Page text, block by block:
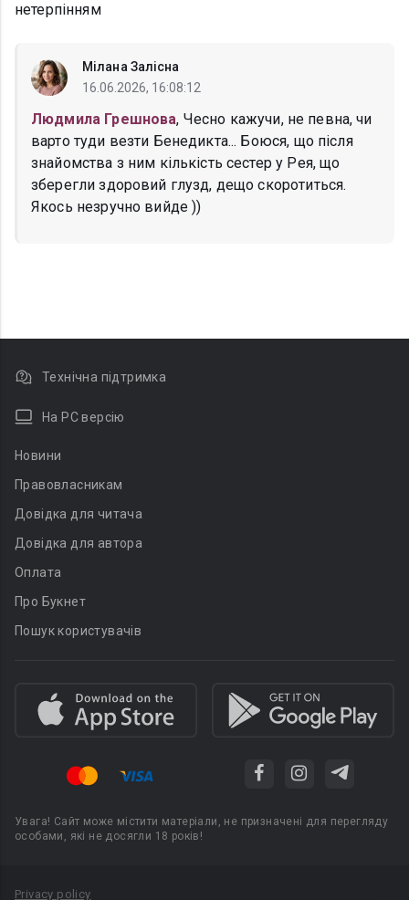
нетерпінням
Мілана Залісна
16.06.2026, 16:08:12
Людмила Грешнова, Чесно кажучи, не певна, чи
варто туди везти Бенедикта... Боюся, що після
знайомства з ним кількість сестер у Рея, що
зберегли здоровий глузд, дещо скоротиться.
Якось незручно вийде ))
Технічна підтримка
На PC версію
Новини
Правовласникам
Довідка для читача
Довідка для автора
Оплата
Про Букнет
Пошук користувачів
Увага! Сайт може містити матеріали, не призначені для перегляду
особами, які не досягли 18 років!
Privacy policy